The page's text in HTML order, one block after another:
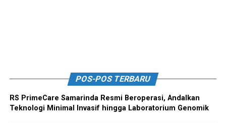
POS-POS TERBARU
RS PrimeCare Samarinda Resmi Beroperasi, Andalkan
Teknologi Minimal Invasif hingga Laboratorium Genomik